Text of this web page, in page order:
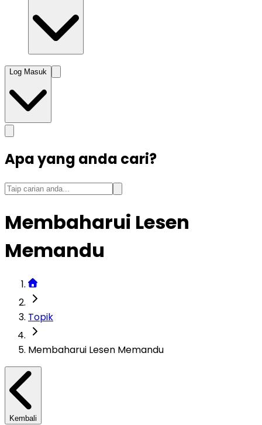
Log Masuk
Apa yang anda cari?
Membaharui Lesen
Memandu
Topik
Membaharui Lesen Memandu
Kembali